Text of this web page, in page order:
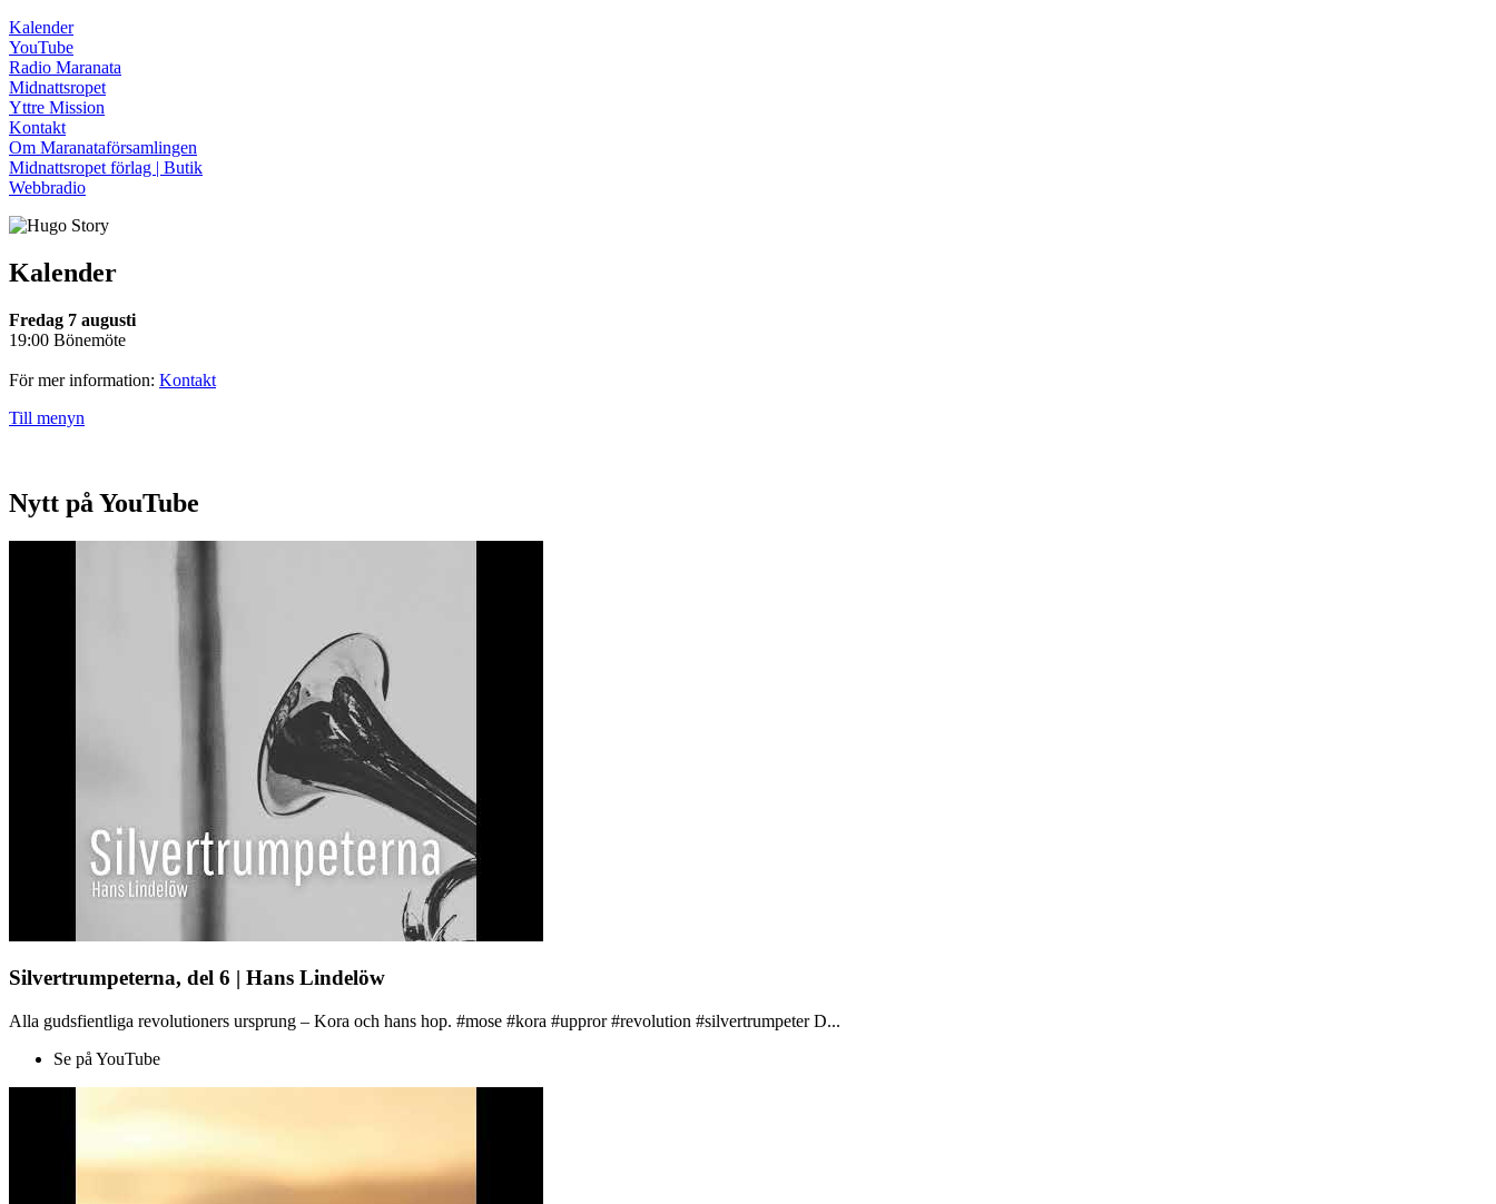
Kalender
YouTube
Radio Maranata
Midnattsropet
Yttre Mission
Kontakt
Om Maranataförsamlingen
Midnattsropet förlag | Butik
Webbradio
Kalender
Fredag 7 augusti
19:00 Bönemöte
För mer information: Kontakt
Till menyn
Nytt på YouTube
Silvertrumpeterna, del 6 | Hans Lindelöw
Alla gudsfientliga revolutioners ursprung – Kora och hans hop. #mose #kora #uppror #revolution #silvertrumpeter D...
Se på YouTube